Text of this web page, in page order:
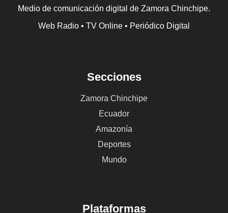
Medio de comunicación digital de Zamora Chinchipe.
Web Radio • TV Online • Periódico Digital
Secciones
Zamora Chinchipe
Ecuador
Amazonía
Deportes
Mundo
Plataformas